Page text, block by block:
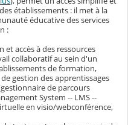
établissements : il met à la
éducative des services
:
et accès à des ressources
collaboratif au sein d'un
de formation,
gestion des apprentissages
de parcours
System -- LMS --
en visio/webconférence,